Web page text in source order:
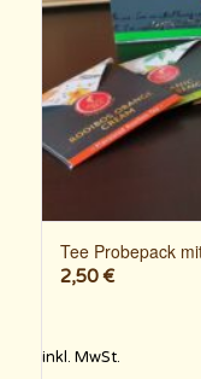
Tee Probepack
2,50€
inkl. MwSt.